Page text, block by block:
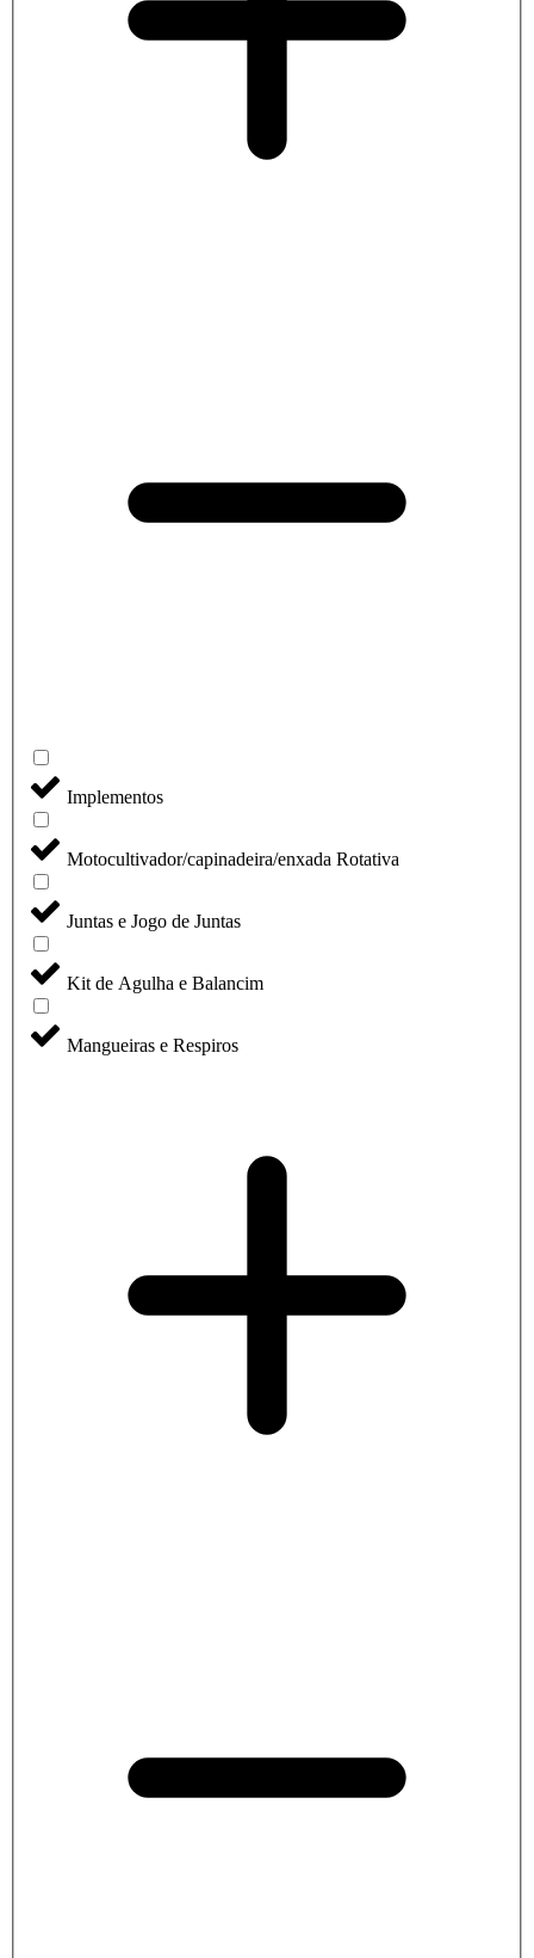
Implementos
Motocultivador/capinadeira/enxada Rotativa
Juntas e Jogo de Juntas
Kit de Agulha e Balancim
Mangueiras e Respiros